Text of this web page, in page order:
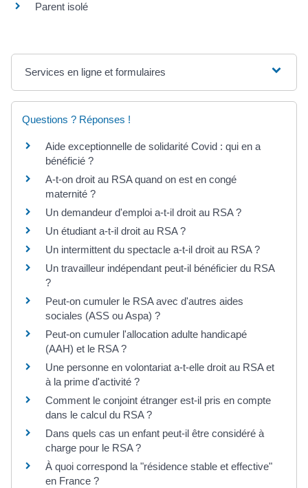
Parent isolé
Services en ligne et formulaires
Questions ? Réponses !
Aide exceptionnelle de solidarité Covid : qui en a
bénéficié ?
A-t-on droit au RSA quand on est en congé
maternité ?
Un demandeur d'emploi a-t-il droit au RSA ?
Un étudiant a-t-il droit au RSA ?
Un intermittent du spectacle a-t-il droit au RSA ?
Un travailleur indépendant peut-il bénéficier du RSA
?
Peut-on cumuler le RSA avec d'autres aides
sociales (ASS ou Aspa) ?
Peut-on cumuler l'allocation adulte handicapé
(AAH) et le RSA ?
Une personne en volontariat a-t-elle droit au RSA et
à la prime d'activité ?
Comment le conjoint étranger est-il pris en compte
dans le calcul du RSA ?
Dans quels cas un enfant peut-il être considéré à
charge pour le RSA ?
À quoi correspond la "résidence stable et effective"
en France ?